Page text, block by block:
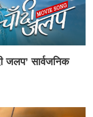
जलप’ सार्वजनिक